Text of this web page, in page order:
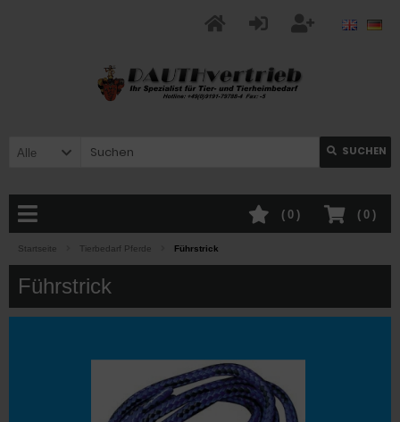
Alle SUCHEN
( 0 )
( 0 )
Startseite Tierbedarf Pferde Führstrick
Führstrick